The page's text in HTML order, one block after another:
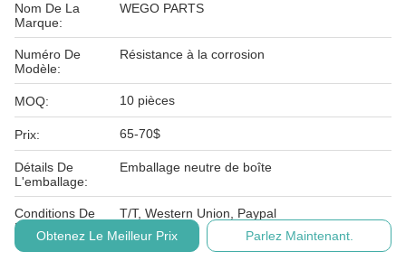
Nom De La
Marque:
WEGO PARTS
Numéro De
Modèle:
Résistance à la corrosion
MOQ: 10 pièces
Prix: 65-70$
Détails De
L'emballage:
Emballage neutre de boîte
Conditions De
Paiement:
T/T, Western Union, Paypal
Obtenez Le Meilleur Prix
Parlez Maintenant.